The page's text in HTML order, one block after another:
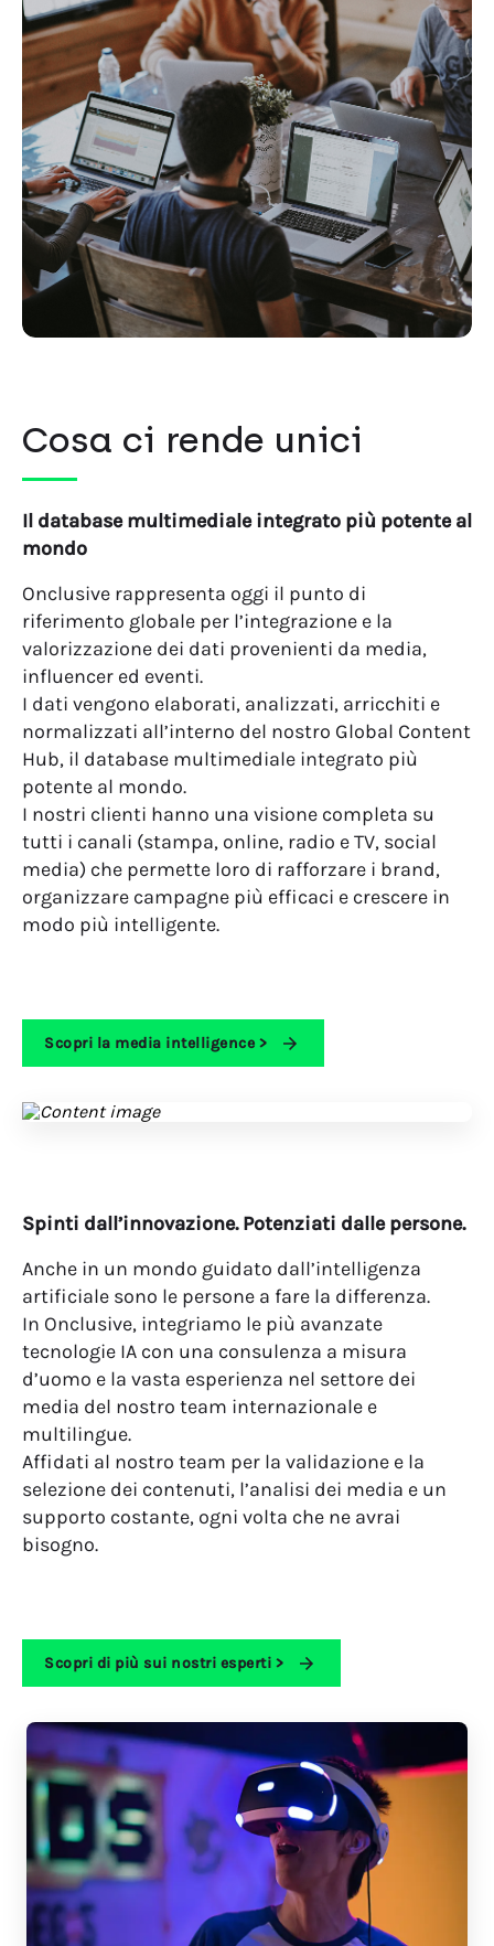
Cosa ci rende unici
Il database multimediale integrato più potente al
mondo
Onclusive rappresenta oggi il punto di
riferimento globale per l’integrazione e la
valorizzazione dei dati provenienti da media,
influencer ed eventi.
I dati vengono elaborati, analizzati, arricchiti e
normalizzati all’interno del nostro Global Content
Hub, il database multimediale integrato più
potente al mondo.
I nostri clienti hanno una visione completa su
tutti i canali (stampa, online, radio e TV, social
media) che permette loro di rafforzare i brand,
organizzare campagne più efficaci e crescere in
modo più intelligente.
Scopri la media intelligence >
Spinti dall’innovazione. Potenziati dalle persone.
Anche in un mondo guidato dall’intelligenza
artificiale sono le persone a fare la differenza.
In Onclusive, integriamo le più avanzate
tecnologie IA con una consulenza a misura
d’uomo e la vasta esperienza nel settore dei
media del nostro team internazionale e
multilingue.
Affidati al nostro team per la validazione e la
selezione dei contenuti, l’analisi dei media e un
supporto costante, ogni volta che ne avrai
bisogno.
Scopri di più sui nostri esperti >